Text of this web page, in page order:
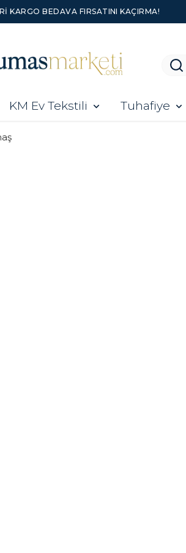
KARGO BEDAVA FIRSATINI KAÇIRMA!
KM Ev Tekstili Tuhafiye